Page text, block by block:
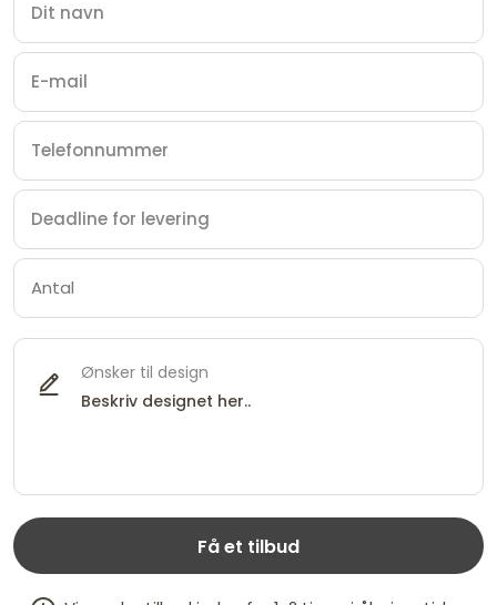
Ønsker til design
Få et tilbud